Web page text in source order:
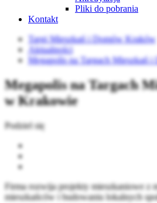
Pliki do pobrania
Kontakt
Targi Mieszkań i Domów Kraków
Aktualności
Megapolis na Targach Mieszkań
Megapolis na Targach
w Krakowie
Podziel się
Firma rozwija projekty mieszkaniowe z
mieszkańców i budowaniu lokalnych